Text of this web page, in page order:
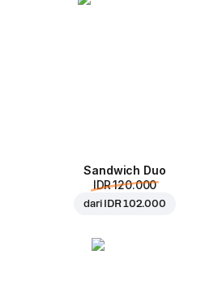
Sandwich Duo
IDR 120.000
dari IDR 102.000